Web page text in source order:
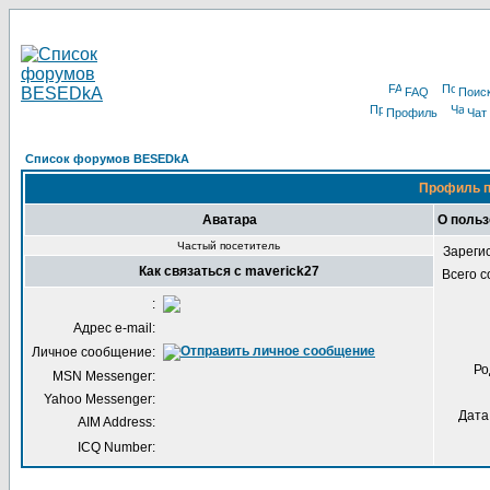
FAQ
Профиль
Чат
Список форумов BESEDkA
Профиль
Аватара О
Частый посетитель
Всего
Как связаться с maverick27
:
Адрес e-mail:
Личное сообщение:
MSN Messenger:
Yahoo Messenger:
AIM Address:
ICQ Number: